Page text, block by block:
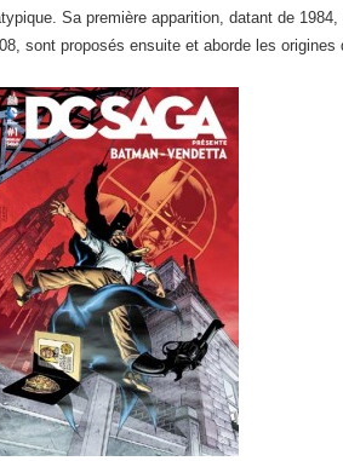
Sa première apparition, datant de
sont proposés ensuite et aborde les origines